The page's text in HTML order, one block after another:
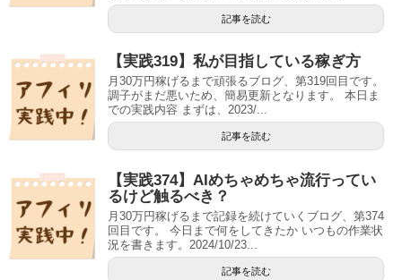
記事を読む
【実践319】私が目指している稼ぎ方
月30万円稼げるまで頑張るブログ、第319回目です。
調子がまだ悪いため、簡易更新となります。 本日ま
での実践内容 まずは、2023/...
記事を読む
【実践374】AIめちゃめちゃ流行ってい
るけど触るべき？
月30万円稼げるまで記録を続けていくブログ、第374
回目です。 今日まで何をしてきたか いつもの作業状
況を書きます。2024/10/23...
記事を読む